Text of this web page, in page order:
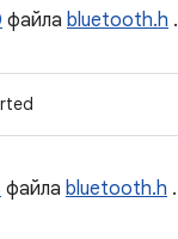
файла bluetooth.h .
файла bluetooth.h .